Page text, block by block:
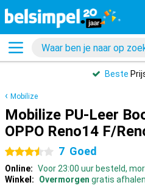
Beste
Mobilize
Mobilize PU-Leer
OPPO Reno14 F/
3.5 sterren
7 Goed
Online: Voor 23:00 uur besteld,
Winkel:
Overmorgen gratis afhalen